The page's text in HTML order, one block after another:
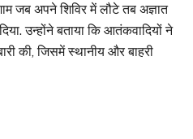
जब अपने शिविर में लौटे तब अज्ञात
उन्होंने बताया कि आतंकवादियों ने
की, जिसमें स्थानीय और बाहरी